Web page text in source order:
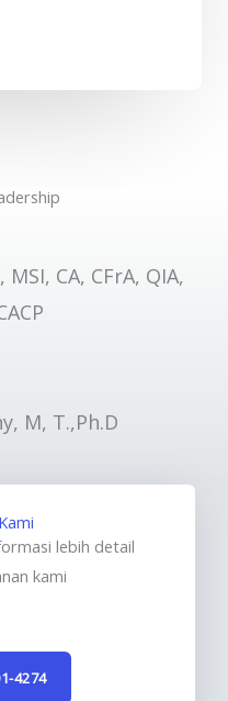
CA, CFrA, QIA,
M, T.,Ph.D
lebih detail
kami
4274